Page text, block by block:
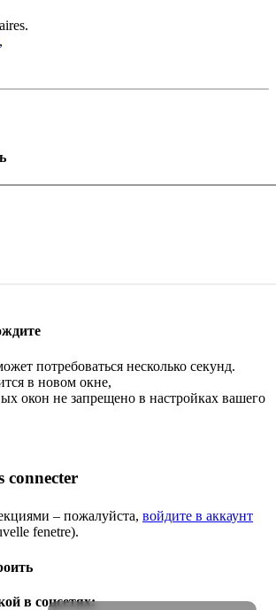
,
потребоваться несколько секунд.
в новом окне,
окон не запрещено в настройках вашего
connecter
– пожалуйста, войдите в аккаунт
fenetre).
в соцсетях: